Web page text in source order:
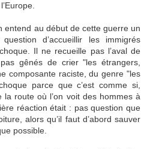
entend au début de cette guerre un
d’accueillir les immigrés
Il ne recueille pas l’aval de
gênés de crier "les étrangers,
composante raciste, du genre "les
parce que c’est comme si,
route où l’on voit des hommes à
réaction était : pas question que
alors qu’il faut d’abord sauver
possible.